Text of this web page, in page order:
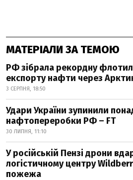
МАТЕРІАЛИ ЗА ТЕМОЮ
РФ зібрала рекордну
експорту нафти через
3 СЕРПНЯ, 18:50
Удари України зупинили
нафтопереробки РФ – FT
30 ЛИПНЯ, 11:10
У російській Пензі дрони
логістичному центру
пожежа